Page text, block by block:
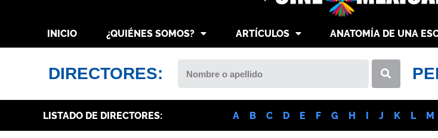
INICIO ¿QUIÉNES SOMOS? ARTÍCULOS ANATOMÍA DE UNA
DIRECTORES:
LISTADO DE DIRECTORES: A B C D E F G H I J K L M